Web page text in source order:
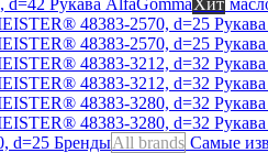
Рукава AlfaGommaХит
БрендыAll brands Самые